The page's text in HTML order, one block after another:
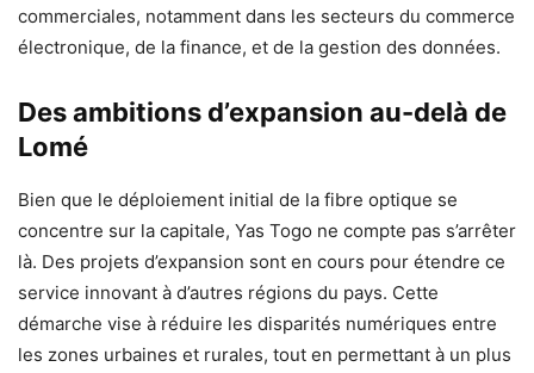
commerciales, notamment dans les secteurs du commerce
électronique, de la finance, et de la gestion des données.
Des ambitions d’expansion au-delà de
Lomé
Bien que le déploiement initial de la fibre optique se
concentre sur la capitale, Yas Togo ne compte pas s’arrêter
là. Des projets d’expansion sont en cours pour étendre ce
service innovant à d’autres régions du pays. Cette
démarche vise à réduire les disparités numériques entre
les zones urbaines et rurales, tout en permettant à un plus